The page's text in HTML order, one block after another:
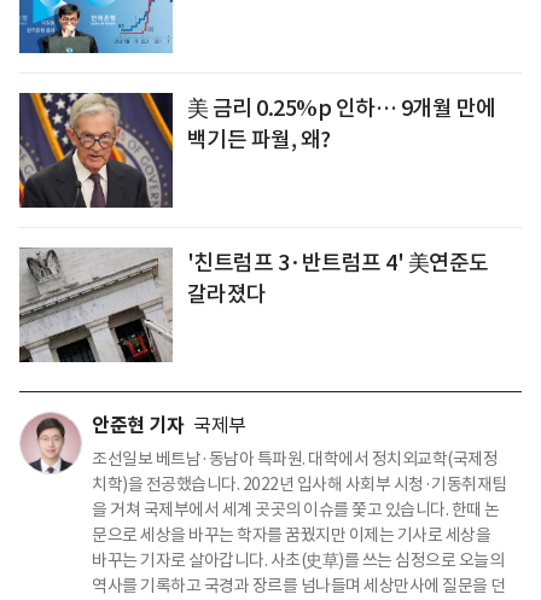
美 금리 0.25%p 인하… 9개월 만에
백기든 파월, 왜?
'친트럼프 3·반트럼프 4' 美연준도
갈라졌다
안준현 기자 국제부
조선일보 베트남·동남아 특파원. 대학에서 정치외교학(국제정
치학)을 전공했습니다. 2022년 입사해 사회부 시청·기동취재팀
을 거쳐 국제부에서 세계 곳곳의 이슈를 쫓고 있습니다. 한때 논
문으로 세상을 바꾸는 학자를 꿈꿨지만 이제는 기사로 세상을
바꾸는 기자로 살아갑니다. 사초(史草)를 쓰는 심정으로 오늘의
역사를 기록하고 국경과 장르를 넘나들며 세상만사에 질문을 던